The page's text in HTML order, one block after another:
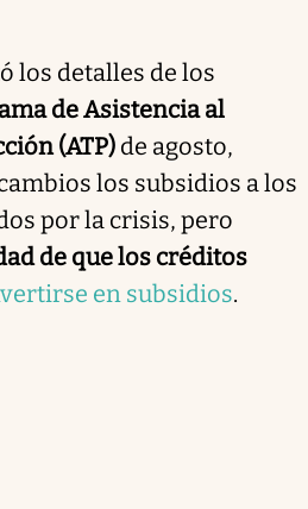
los detalles de los
de Asistencia al
(ATP) de agosto,
los subsidios a los
por la crisis, pero
de que los créditos
en subsidios.